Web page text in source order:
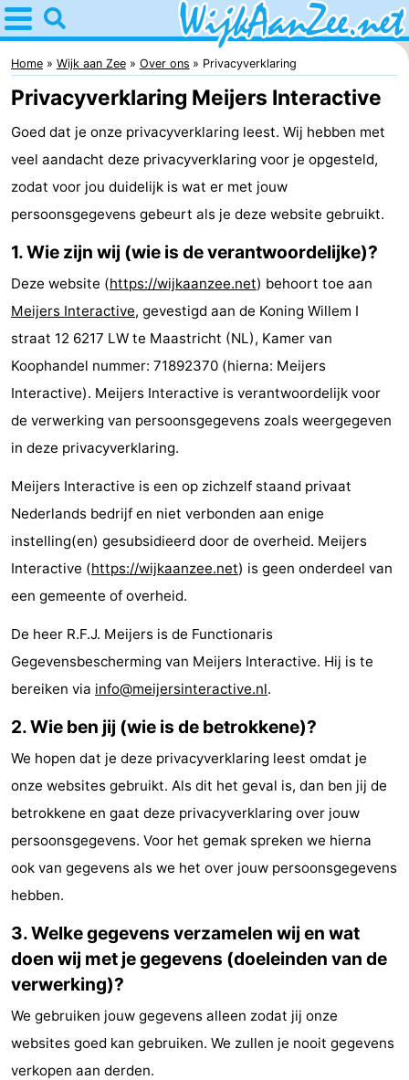
Home
Wijk
aan
Zee
Tips
Voor
kinderen
Overnachten
Appartementen
Campings
Hotels
Vakantiehuizen
Last
minutes
Strand
&
Bezienswaardigheden
Musea
-
Uitkijkpunten
Attracties
Speeltuinen
-
Binnenspeeltuinen
Wellness
&
Natuur
-
Zwembaden
-
Fietsen
-
Wandelen
-
Home Wijk aan Zee Over ons Privacyverklaring
Privacyverklaring Meijers Interactive
Goed dat je onze privacyverklaring leest. Wij hebben met
veel aandacht deze privacyverklaring voor je opgesteld,
zodat voor jou duidelijk is wat er met jouw
persoonsgegevens gebeurt als je deze website gebruikt.
1. Wie zijn wij (wie is de verantwoordelijke)?
Deze website (https://wijkaanzee.net) behoort toe aan
Meijers Interactive, gevestigd aan de Koning Willem I
straat 12 6217 LW te Maastricht (NL), Kamer van
Koophandel nummer: 71892370 (hierna: Meijers
Interactive). Meijers Interactive is verantwoordelijk voor
de verwerking van persoonsgegevens zoals weergegeven
in deze privacyverklaring.
Meijers Interactive is een op zichzelf staand privaat
Nederlands bedrijf en niet verbonden aan enige
instelling(en) gesubsidieerd door de overheid. Meijers
Interactive (https://wijkaanzee.net) is geen onderdeel van
een gemeente of overheid.
De heer R.F.J. Meijers is de Functionaris
Gegevensbescherming van Meijers Interactive. Hij is te
bereiken via info@meijersinteractive.nl.
2. Wie ben jij (wie is de betrokkene)?
We hopen dat je deze privacyverklaring leest omdat je
onze websites gebruikt. Als dit het geval is, dan ben jij de
betrokkene en gaat deze privacyverklaring over jouw
persoonsgegevens. Voor het gemak spreken we hierna
ook van gegevens als we het over jouw persoonsgegevens
hebben.
3. Welke gegevens verzamelen wij en wat
doen wij met je gegevens (doeleinden van de
verwerking)?
We gebruiken jouw gegevens alleen zodat jij onze
websites goed kan gebruiken. We zullen je nooit gegevens
verkopen aan derden.